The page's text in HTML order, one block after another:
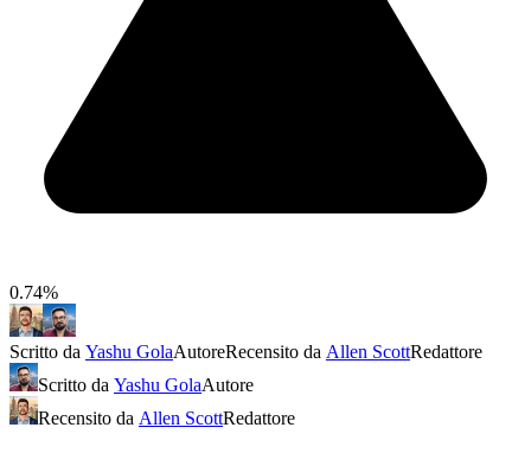
0.74%
Scritto da Yashu GolaAutoreRecensito da Allen ScottRedattore
Scritto da Yashu GolaAutore
Recensito da Allen ScottRedattore